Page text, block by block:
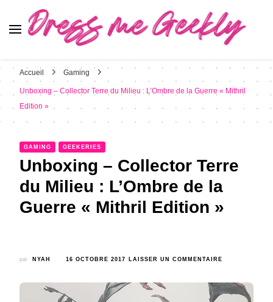
Accueil Gaming
Unboxing – Collector Terre du Milieu : L’Ombre de la Guerre « Mithril
Edition »
GAMING GEEKERIES
Unboxing – Collector Terre
du Milieu : L’Ombre de la
Guerre « Mithril Edition »
par NYAH 16 OCTOBRE 2017 LAISSER UN COMMENTAIRE
COLLECTOR
TERRE